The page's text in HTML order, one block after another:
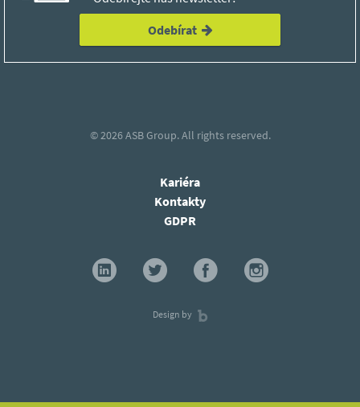
Odebírat
© 2026ASB Group.All rights reserved.
Kariéra
Kontakty
GDPR
Design by